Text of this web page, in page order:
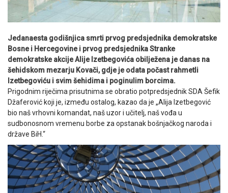
Jedanaesta godišnjica smrti prvog predsjednika demokratske
Bosne i Hercegovine i prvog predsjednika Stranke
demokratske akcije Alije Izetbegovića obilježena je danas na
šehidskom mezarju Kovači, gdje je odata počast rahmetli
Izetbegoviću i svim šehidima i poginulim borcima.
Prigodnim riječima prisutnima se obratio potpredsjednik SDA Šefik
Džaferović koji je, između ostalog, kazao da je „Alija Izetbegović
bio naš vrhovni komandat, naš uzor i učitelj, naš vođa u
sudbonosnom vremenu borbe za opstanak bošnjačkog naroda i
države BiH.“